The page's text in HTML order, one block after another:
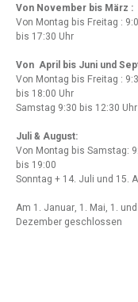
Von November bis März :
Von Montag bis Freitag :
bis 17:30 Uhr
Von April bis Juni und
Von Montag bis Freitag :
bis 18:00 Uhr
Samstag 9:30 bis 12:30 Uhr
Juli & August:
Von Montag bis Samstag:
bis 19:00
Sonntag + 14. Juli und 15.
Am 1. Januar, 1. Mai, 1.
Dezember geschlossen